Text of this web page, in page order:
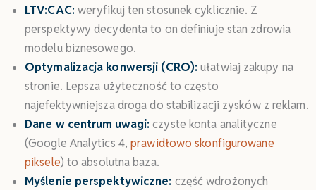
LTV:CAC: weryfikuj ten stosunek cyklicznie. Z
perspektywy decydenta to on definiuje stan zdrowia
modelu biznesowego.
Optymalizacja konwersji (CRO): ułatwiaj zakupy na
stronie. Lepsza użyteczność to często
najefektywniejsza droga do stabilizacji zysków z reklam.
Dane w centrum uwagi: czyste konta analityczne
(Google Analytics 4,prawidłowo skonfigurowane
piksele) to absolutna baza.
Myślenie perspektywiczne: część wdrożonych